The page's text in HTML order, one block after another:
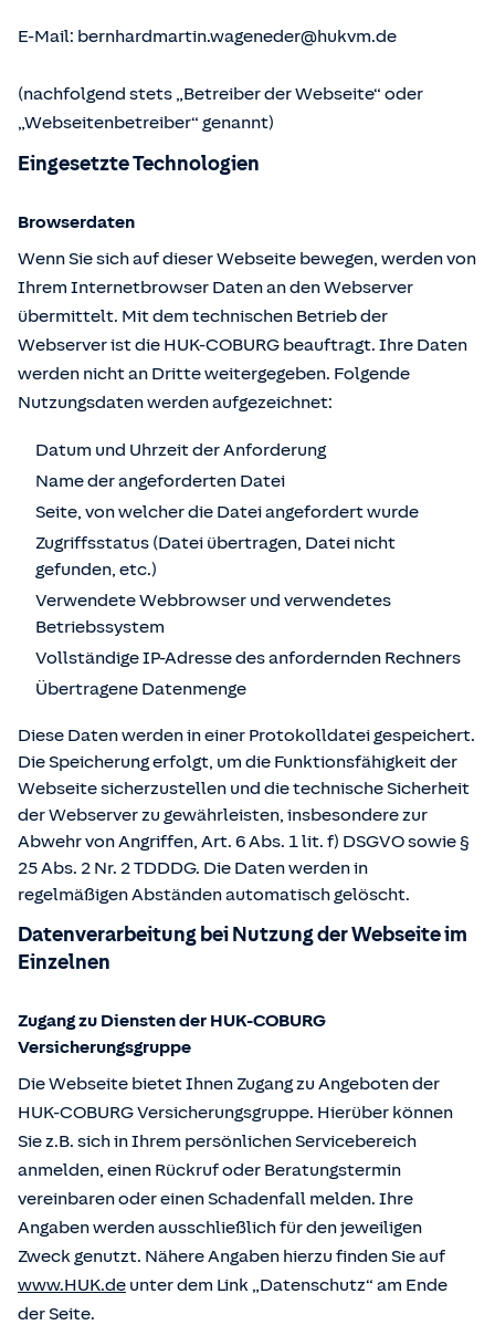
E-Mail: bernhardmartin.wageneder@hukvm.de
(nachfolgend stets „Betreiber der Webseite“ oder
„Webseitenbetreiber“ genannt)
Eingesetzte Technologien
Browserdaten
Wenn Sie sich auf dieser Webseite bewegen, werden von
Ihrem Internetbrowser Daten an den Webserver
übermittelt. Mit dem technischen Betrieb der
Webserver ist die HUK-COBURG beauftragt. Ihre Daten
werden nicht an Dritte weitergegeben. Folgende
Nutzungsdaten werden aufgezeichnet:
Datum und Uhrzeit der Anforderung
Name der angeforderten Datei
Seite, von welcher die Datei angefordert wurde
Zugriffsstatus (Datei übertragen, Datei nicht
gefunden, etc.)
Verwendete Webbrowser und verwendetes
Betriebssystem
Vollständige IP-Adresse des anfordernden Rechners
Übertragene Datenmenge
Diese Daten werden in einer Protokolldatei gespeichert.
Die Speicherung erfolgt, um die Funktionsfähigkeit der
Webseite sicherzustellen und die technische Sicherheit
der Webserver zu gewährleisten, insbesondere zur
Abwehr von Angriffen, Art. 6 Abs. 1 lit. f) DSGVO sowie §
25 Abs. 2 Nr. 2 TDDDG. Die Daten werden in
regelmäßigen Abständen automatisch gelöscht.
Datenverarbeitung bei Nutzung der Webseite im
Einzelnen
Zugang zu Diensten der HUK-COBURG
Versicherungsgruppe
Die Webseite bietet Ihnen Zugang zu Angeboten der
HUK-COBURG Versicherungsgruppe. Hierüber können
Sie z.B. sich in Ihrem persönlichen Servicebereich
anmelden, einen Rückruf oder Beratungstermin
vereinbaren oder einen Schadenfall melden. Ihre
Angaben werden ausschließlich für den jeweiligen
Zweck genutzt. Nähere Angaben hierzu finden Sie auf
www.HUK.de unter dem Link „Datenschutz“ am Ende
der Seite.